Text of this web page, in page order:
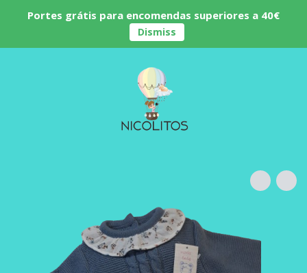
Portes grátis para encomendas superiores a 40€
Dismiss